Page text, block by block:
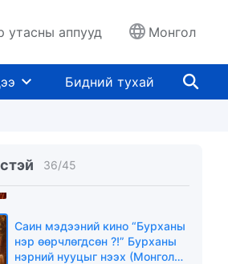
утасны аппууд Монгол
Бидний тухай
36/45
хоорондын харилцаа юу вэ?
(Монгол хэлээр)
миний Эзэн бэ” (Монгол
хэлээр)
Саин мэдээний кино “Бурханы
нэр өөрчлөгдсөн ?!” Бурханы
нэрний нууцыг нээх (Монгол